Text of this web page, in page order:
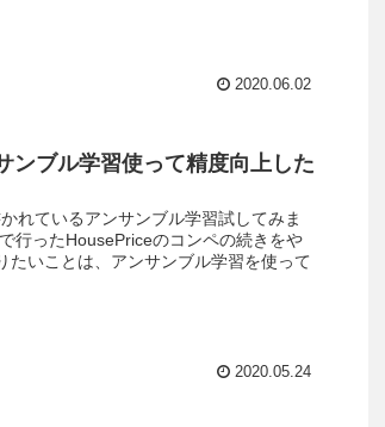
2020.06.02
ンブル学習使って精度向上した
れているアンサンブル学習試してみま
行ったHousePriceのコンペの続きをや
たいことは、アンサンブル学習を使って
2020.05.24